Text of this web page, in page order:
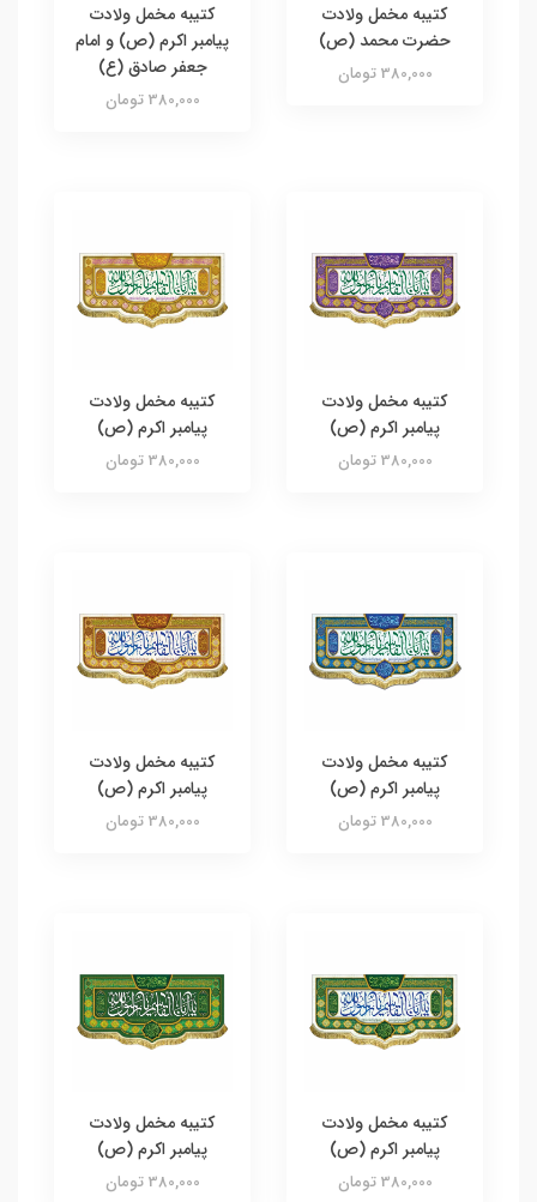
کتیبه مخمل ولادت
حضرت محمد (ص)
380,000 تومان
کتیبه مخمل ولادت
پیامبر اکرم (ص) و امام
جعفر صادق (ع)
380,000 تومان
کتیبه مخمل ولادت
پیامبر اکرم (ص)
380,000 تومان
کتیبه مخمل ولادت
پیامبر اکرم (ص)
380,000 تومان
کتیبه مخمل ولادت
پیامبر اکرم (ص)
380,000 تومان
کتیبه مخمل ولادت
پیامبر اکرم (ص)
380,000 تومان
کتیبه مخمل ولادت
پیامبر اکرم (ص)
380,000 تومان
کتیبه مخمل ولادت
پیامبر اکرم (ص)
380,000 تومان